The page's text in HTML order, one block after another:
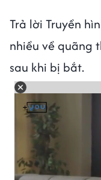
Trả lời Truyền
nhiều về quãng
sau khi bị bắt.